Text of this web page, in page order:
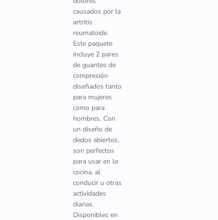
causados por la
artritis
reumatoide.
Este paquete
incluye 2 pares
de guantes de
compresión
diseñados tanto
para mujeres
como para
hombres. Con
un diseño de
dedos abiertos,
son perfectos
para usar en la
cocina, al
conducir u otras
actividades
diarias.
Disponibles en